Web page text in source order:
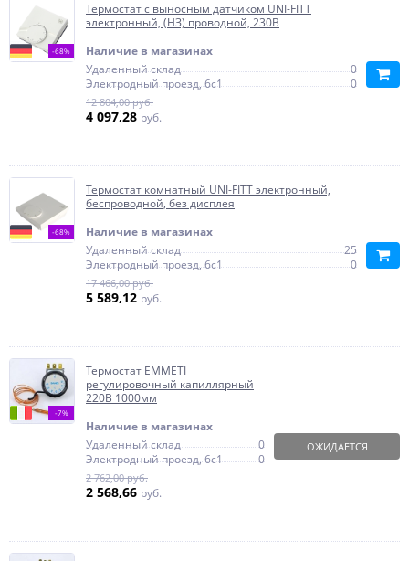
-68%
Термостат с выносным датчиком UNI-FITT
электронный, (НЗ) проводной, 230В
Наличие в магазинах
Удаленный склад
0
Электродный проезд, 6с1
0
12 804,00 руб.
4 097,28 руб.
-68%
Термостат комнатный UNI-FITT электронный,
беспроводной, без дисплея
Наличие в магазинах
Удаленный склад
25
Электродный проезд, 6с1
0
17 466,00 руб.
5 589,12 руб.
-7%
Термостат EMMETI
регулировочный капиллярный
220В 1000мм
Наличие в магазинах
Удаленный склад
0
Электродный проезд, 6с1
0
2 762,00 руб.
2 568,66 руб.
ОЖИДАЕТСЯ